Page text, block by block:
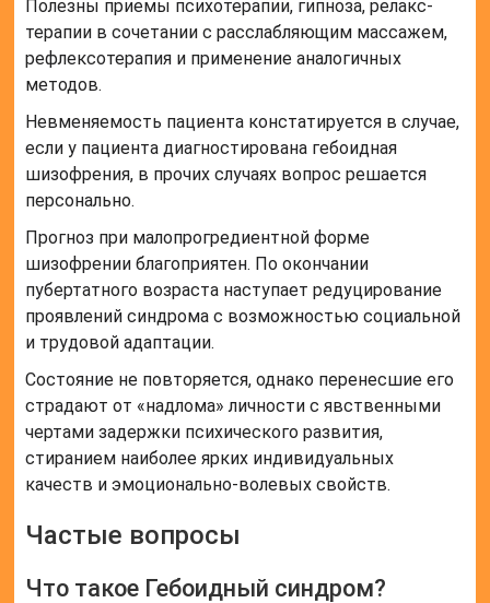
Полезны приемы психотерапии, гипноза, релакс-
терапии в сочетании с расслабляющим массажем,
рефлексотерапия и применение аналогичных
методов.
Невменяемость пациента констатируется в случае,
если у пациента диагностирована гебоидная
шизофрения, в прочих случаях вопрос решается
персонально.
Прогноз при малопрогредиентной форме
шизофрении благоприятен. По окончании
пубертатного возраста наступает редуцирование
проявлений синдрома с возможностью социальной
и трудовой адаптации.
Состояние не повторяется, однако перенесшие его
страдают от «надлома» личности с явственными
чертами задержки психического развития,
стиранием наиболее ярких индивидуальных
качеств и эмоционально-волевых свойств.
Частые вопросы
Что такое Гебоидный синдром?